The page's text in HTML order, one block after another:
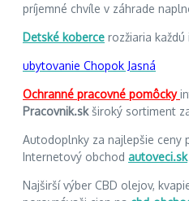
príjemné chvíle v záhrade
Detské koberce rozžiaria každú
ubytovanie Chopok Jasná
Ochranné pracovné pomôcky
Pracovnik.skširoký sortiment
Autodoplnky za najlepšie ceny
Internetový obchod autoveci.sk
Najširší výber CBD olejov,